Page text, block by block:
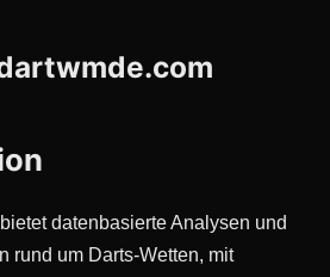
datenbasierte Analysen und
rund um Darts-Wetten, mit